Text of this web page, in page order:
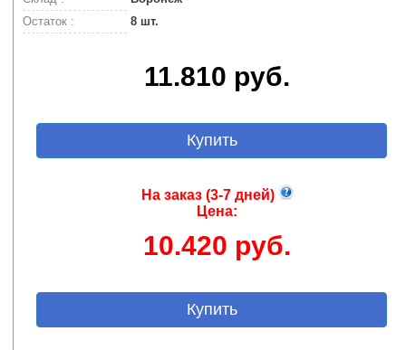
Остаток :
8 шт.
11.810 руб.
Купить
На заказ (3-7 дней)
Цена:
10.420 руб.
Купить